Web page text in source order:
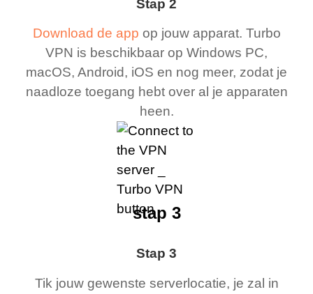
Stap 2
Download de app op jouw apparat. Turbo
VPN is beschikbaar op Windows PC,
macOS, Android, iOS en nog meer, zodat je
naadloze toegang hebt over al je apparaten
heen.
Stap 3
Tik jouw gewenste serverlocatie, je zal in
stap 3